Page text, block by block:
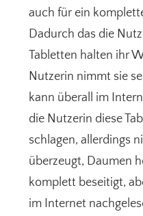
auch für ein
Dadurch das die
Tabletten halten ihr
Nutzerin nimmt sie
kann überall im
die Nutzerin diese
schlagen, allerdings
überzeugt, Daumen
komplett beseitigt,
im Internet